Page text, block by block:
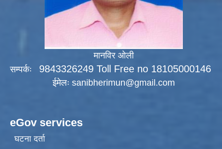
मानविर ओली
सम्पर्कः 9843326249 Toll Free no 18105000146
ईमेलः sanibherimun@gmail.com
eGov services
घटना दर्ता